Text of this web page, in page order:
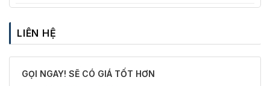
LIÊN HỆ
GỌI NGAY! SẼ CÓ GIÁ TỐT HƠN